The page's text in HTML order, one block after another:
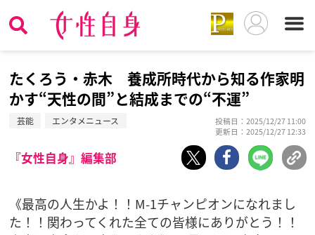
たくろう・赤木 養成所時代から知る作家明
かす“天性の間”と結成までの“不運”
芸能 エンタメニュース
投稿日：2025/12/27 11:00
更新日：2025/12/27 12:33
『女性自身』編集部
《最高の人生かよ！！M-1チャンピオンになれまし
た！！関わってくれた全ての皆様にありがとう！！